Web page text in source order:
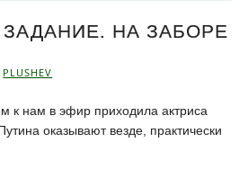
НА ЗАБОРЕ
PLUSHEV
к нам в эфир приходила актриса
оказывают везде, практически